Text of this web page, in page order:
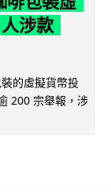
涉款
的虛擬貨幣投
200 宗舉報，涉